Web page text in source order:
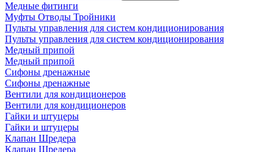
Медные фитинги
Муфты Отводы Тройники
Пульты управления для систем кондиционирования
Пульты управления для систем кондиционирования
Медный припой
Медный припой
Сифоны дренажные
Сифоны дренажные
Вентили для кондиционеров
Вентили для кондиционеров
Гайки и штуцеры
Гайки и штуцеры
Клапан Шредера
Клапан Шредера